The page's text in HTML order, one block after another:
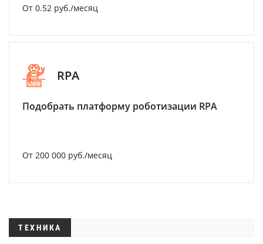
От 0.52 руб./месяц
RPA
Подобрать платформу роботизации RPA
От 200 000 руб./месяц
ТЕХНИКА